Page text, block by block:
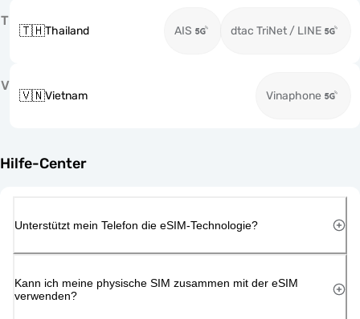
T
🇹🇭Thailand AIS dtac TriNet / LINE
V
🇻🇳Vietnam Vinaphone
Hilfe-Center
Unterstützt mein Telefon die eSIM-Technologie?
Kann ich meine physische SIM zusammen mit der eSIM
verwenden?